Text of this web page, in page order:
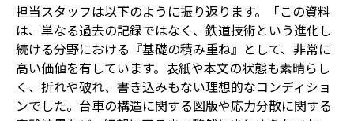
担当スタッフは以下のように振り返ります。「この資料
は、単なる過去の記録ではなく、鉄道技術という進化し
続ける分野における『基礎の積み重ね』として、非常に
高い価値を有しています。表紙や本文の状態も素晴らし
く、折れや破れ、書き込みもない理想的なコンディショ
ンでした。台車の構造に関する図版や応力分散に関する